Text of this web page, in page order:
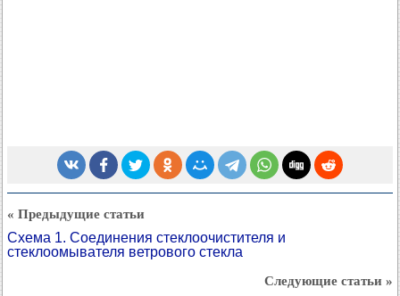
« Предыдущие статьи
Схема 1. Соединения стеклоочистителя и
стеклоомывателя ветрового стекла
Следующие статьи »